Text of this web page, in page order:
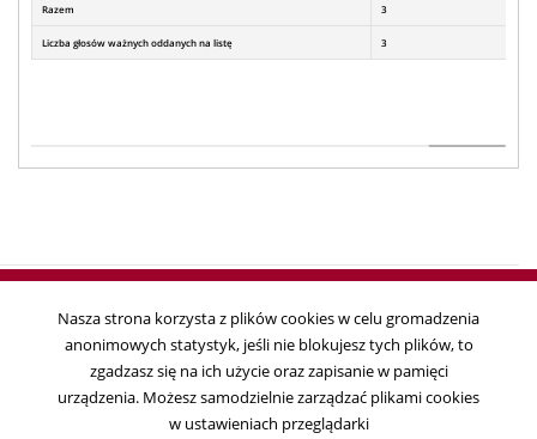
Razem 3
Liczba głosów ważnych oddanych na listę 3
Copyright © 2018
Państwowa Komisja Wyborcza, ul. Wiejska 10, 00-902 Warszawa, tel. 22
695 25 44, fax. 22 629 39 59
Nasza strona korzysta z plików cookies w celu gromadzenia
anonimowych statystyk, jeśli nie blokujesz tych plików, to
zgadzasz się na ich użycie oraz zapisanie w pamięci
urządzenia. Możesz samodzielnie zarządzać plikami cookies
w ustawieniach przeglądarki